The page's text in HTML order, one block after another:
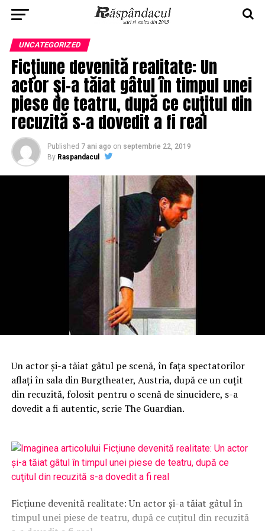
UNCATEGORIZED
Ficţiune devenită realitate: Un
actor şi-a tăiat gâtul în timpul unei
piese de teatru, după ce cuţitul din
recuzită s-a dovedit a fi real
Published 7 ani ago on septembrie 22, 2019
By Raspandacul
Un actor şi-a tăiat gâtul pe scenă, în faţa spectatorilor
aflaţi în sala din Burgtheater, Austria, după ce un cuţit
din recuzită, folosit pentru o scenă de sinucidere, s-a
dovedit a fi autentic, scrie The Guardian.
Ficţiune devenită realitate: Un actor şi-a tăiat gâtul în
timpul unei piese de teatru, după ce cuţitul din recuzită